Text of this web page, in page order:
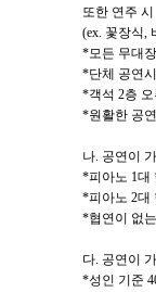
또한 연주
(ex. 꽃장식,
*모든 무대
*단체 공연
*객석 2층
*원활한 공
나. 공연이
*피아노 1대
*피아노 2대
*협연이 없
다. 공연이
*성인 기준